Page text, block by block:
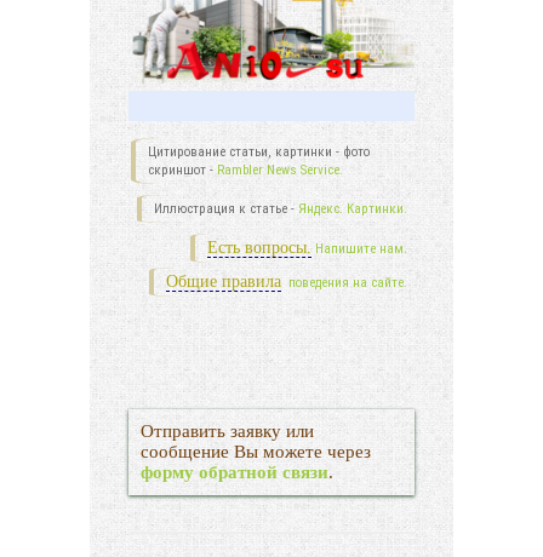
Цитирование статьи, картинки - фото
скриншот - Rambler News Service.
Иллюстрация к статье - Яндекс. Картинки.
Есть вопросы. Напишите нам.
Общие правила поведения на сайте.
Отправить заявку или
сообщение Вы можете через
форму обратной связи.